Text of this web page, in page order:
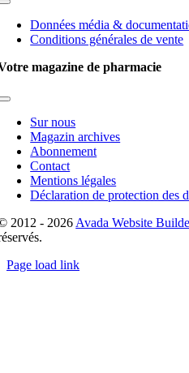
Toggle
NavigationDonnées média &
Conditions générales de vente
magazine de pharmacie
Toggle
NavigationSur nous
Magazin archives
Abonnement
Contact
Mentions légales
Déclaration de protection des
2012 - 2026 Avada Website
Page load link